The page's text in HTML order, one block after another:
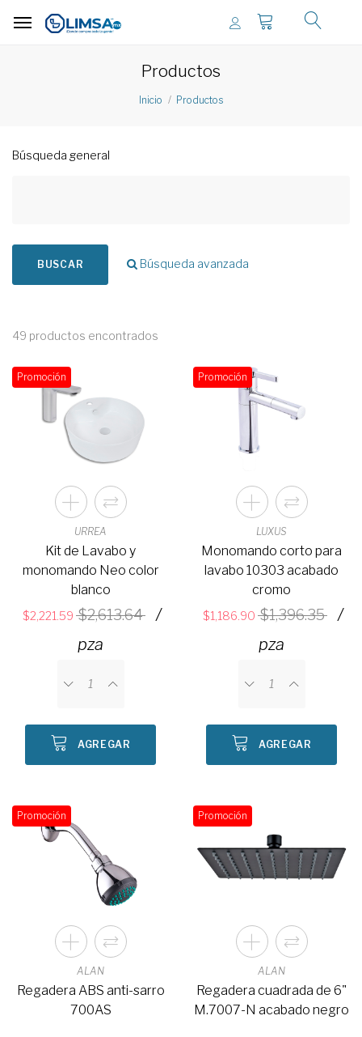
Productos
Inicio Productos
Búsqueda general
BUSCAR Búsqueda avanzada
49 productos encontrados
Promoción
URREA
Kit de Lavabo y
monomando Neo color
blanco
2,221.59 2,613.64
/
pza
AGREGAR
Promoción
LUXUS
Monomando corto para
lavabo 10303 acabado
cromo
1,186.90 1,396.35
/
pza
AGREGAR
Promoción
ALAN
Regadera ABS anti-sarro
700AS
Promoción
ALAN
Regadera cuadrada de 6"
M.7007-N acabado negro